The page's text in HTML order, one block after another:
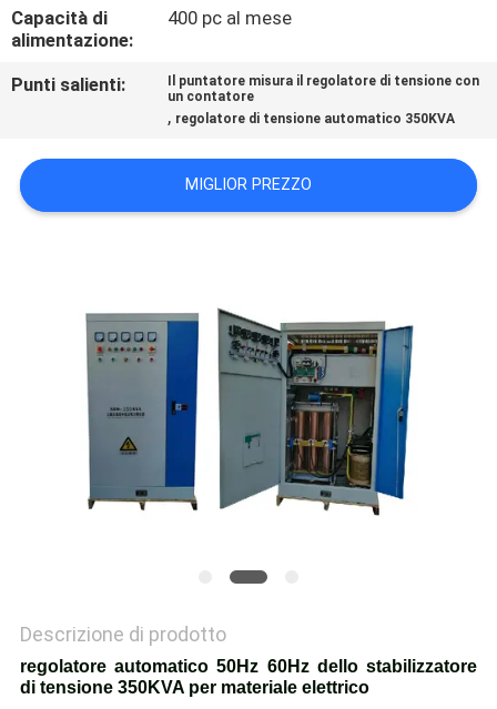
CHIEDI
UN
PREVENTIVO
NOTIZIE
Capacità di
alimentazione:
400 pc al mese
Punti salienti:
Il puntatore misura il regolatore di tensione con
un contatore
, regolatore di tensione automatico 350KVA
MIGLIOR PREZZO
Descrizione di prodotto
regolatore automatico 50Hz 60Hz dello stabilizzatore
di tensione 350KVA per materiale elettrico